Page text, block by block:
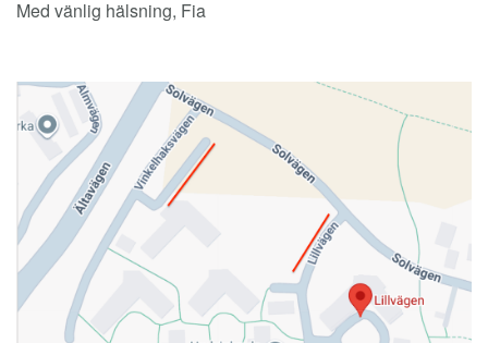
Med vänlig hälsning, Fia